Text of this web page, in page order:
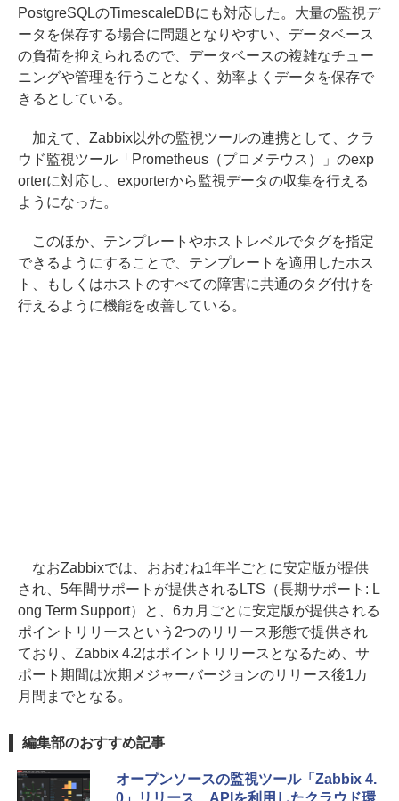
PostgreSQLのTimescaleDBにも対応した。大量の監視デ
ータを保存する場合に問題となりやすい、データベース
の負荷を抑えられるので、データベースの複雑なチュー
ニングや管理を行うことなく、効率よくデータを保存で
きるとしている。
加えて、Zabbix以外の監視ツールの連携として、クラ
ウド監視ツール「Prometheus（プロメテウス）」のexp
orterに対応し、exporterから監視データの収集を行える
ようになった。
このほか、テンプレートやホストレベルでタグを指定
できるようにすることで、テンプレートを適用したホス
ト、もしくはホストのすべての障害に共通のタグ付けを
行えるように機能を改善している。
なおZabbixでは、おおむね1年半ごとに安定版が提供
され、5年間サポートが提供されるLTS（長期サポート: L
ong Term Support）と、6カ月ごとに安定版が提供される
ポイントリリースという2つのリリース形態で提供され
ており、Zabbix 4.2はポイントリリースとなるため、サ
ポート期間は次期メジャーバージョンのリリース後1カ
月間までとなる。
編集部のおすすめ記事
オープンソースの監視ツール「Zabbix 4.
0」リリース、APIを利用したクラウド環